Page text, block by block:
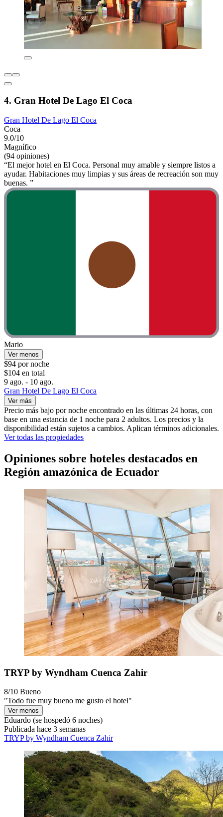
4. Gran Hotel De Lago El Coca
Gran Hotel De Lago El Coca
Coca
9.0/10
Magnífico
(94 opiniones)
“El mejor hotel en El Coca. Personal muy amable y siempre listos a
ayudar. Habitaciones muy limpias y sus áreas de recreación son muy
buenas. ”
Mario
Ver menos
$94 por noche
$104 en total
9 ago. - 10 ago.
Gran Hotel De Lago El Coca
Ver más
Precio más bajo por noche encontrado en las últimas 24 horas, con
base en una estancia de 1 noche para 2 adultos. Los precios y la
disponibilidad están sujetos a cambios. Aplican términos adicionales.
Ver todas las propiedades
Opiniones sobre hoteles destacados en
Región amazónica de Ecuador
TRYP by Wyndham Cuenca Zahir
8/10 Bueno
"Todo fue muy bueno me gusto el hotel"
Ver menos
Eduardo (se hospedó 6 noches)
Publicada hace 3 semanas
TRYP by Wyndham Cuenca Zahir